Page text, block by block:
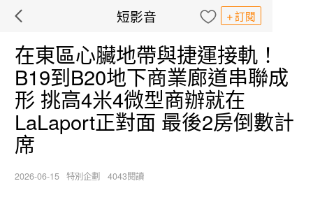
短影音 訂閱
在東區心臟地帶與捷運接軌！
B19到B20地下商業廊道串聯成
形 挑高4米4微型商辦就在
LaLaport正對面 最後2房倒數計
席
2026-06-15 特別企劃 4043閱讀